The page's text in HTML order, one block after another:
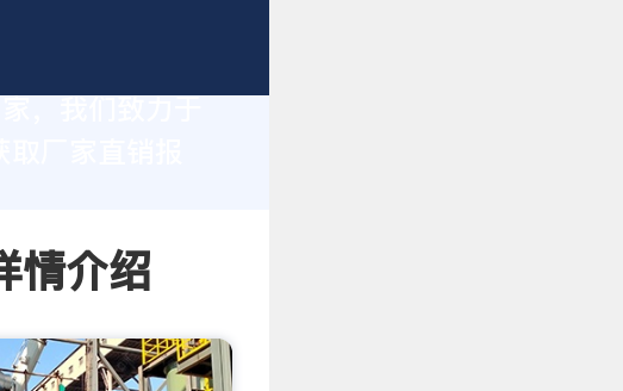
厂家直销报
情介绍